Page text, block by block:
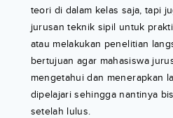
teori di dalam kelas saja, tapi
jurusan teknik sipil untuk
atau melakukan penelitian
bertujuan agar mahasiswa
mengetahui dan menerapkan
dipelajari sehingga nantinya
setelah lulus.